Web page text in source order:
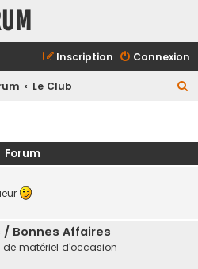
Connexion
Inscription
Le Club
e
Forum
Bonnes Affaires
de matériel d'occasion